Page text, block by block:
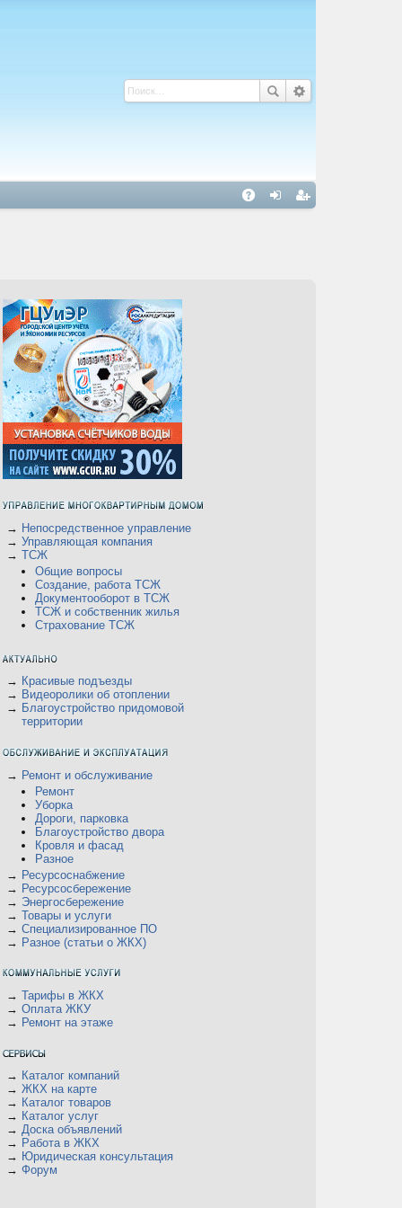
С
→ Непосредственное управление
→ Управляющая компания
→ ТСЖ
Общие вопросы
Создание, работа ТСЖ
Документооборот в ТСЖ
ТСЖ и собственник жилья
Страхование ТСЖ
→ Красивые подъезды
→ Видеоролики об отоплении
→ Благоустройство придомовой
территории
→ Ремонт и обслуживание
Ремонт
Уборка
Дороги, парковка
Благоустройство двора
Кровля и фасад
Разное
→ Ресурсоснабжение
→ Ресурсосбережение
→ Энергосбережение
→ Товары и услуги
→ Специализированное ПО
→ Разное (статьи о ЖКХ)
→ Тарифы в ЖКХ
→ Оплата ЖКУ
→ Ремонт на этаже
→ Каталог компаний
→ ЖКХ на карте
→ Каталог товаров
→ Каталог услуг
→ Доска объявлений
→ Работа в ЖКХ
→ Юридическая консультация
→ Форум